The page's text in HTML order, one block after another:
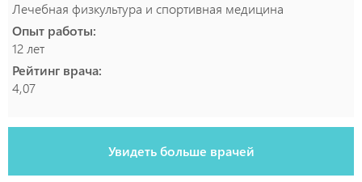
Лечебная физкультура и спортивная медицина
Опыт работы:
12 лет
Рейтинг врача:
4,07
Увидеть больше врачей